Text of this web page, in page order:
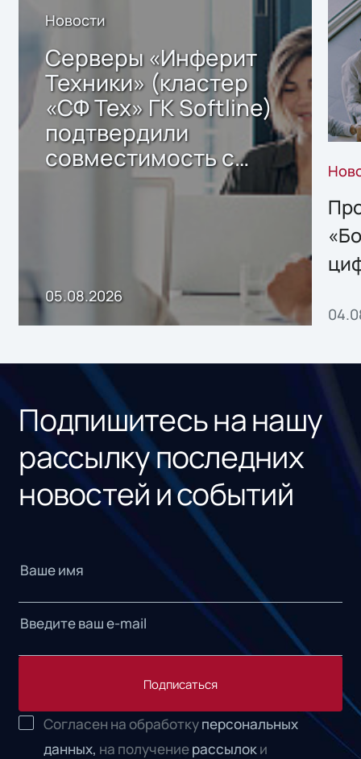
Новости
Серверы «Инферит
Техники» (кластер
«СФ Тех» ГК Softline)
подтвердили
совместимость с
решением Sharx
05.08.2026
Подпишитесь на нашу
рассылку последних
новостей и событий
Подписаться
Согласен на обработкуперсональных
данных, на получениерассылоки